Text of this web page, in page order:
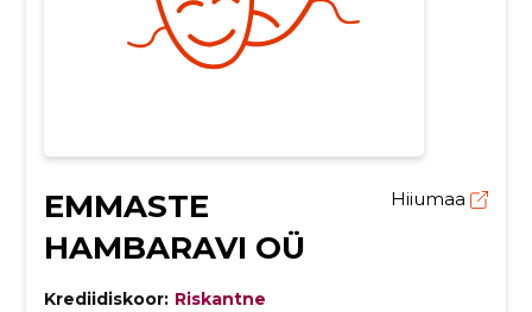
EMMASTE
HAMBARAVI OÜ
Hiiumaa
Krediidiskoor: Riskantne